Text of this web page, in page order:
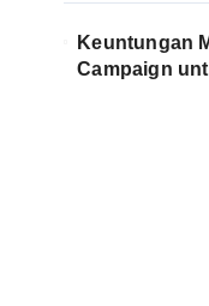
Keuntungan
Campaign